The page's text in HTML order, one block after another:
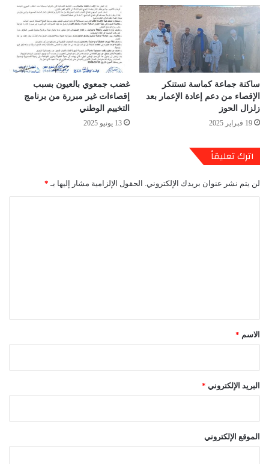
ساكنة جماعة كماسة تستنكر
الإقصاء من دعم إعادة الإعمار بعد
زلزال الحوز
19 فبراير 2025
غضب جمعوي بالعيون بسبب
إقصاءات غير مبررة من برنامج
التخييم الوطني
13 يونيو 2025
اترك تعليقاً
لن يتم نشر عنوان بريدك الإلكتروني. الحقول الإلزامية مشار إليها بـ *
*الاسم *
البريد الإلكتروني *
الموقع الإلكتروني